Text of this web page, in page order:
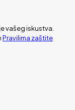
vašeg iskustva.
Pravilima zaštite